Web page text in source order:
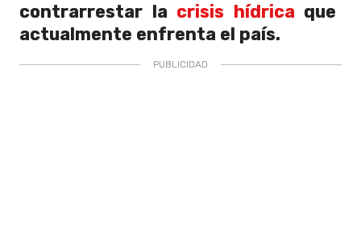
contrarrestar la crisis hídrica que
actualmente enfrenta el país.